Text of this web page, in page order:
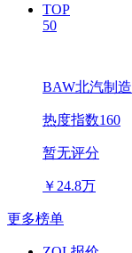
TOP
50
BAW北汽制
热度指数160
暂无评分
￥ 24.8万
更多榜单